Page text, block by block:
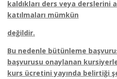
kaldıkları ders veya derslerini
katılmaları mümkün
değildir.
Bu nedenle bütünleme
başvurusu onaylanan
kurs ücretini yayında belirtiği